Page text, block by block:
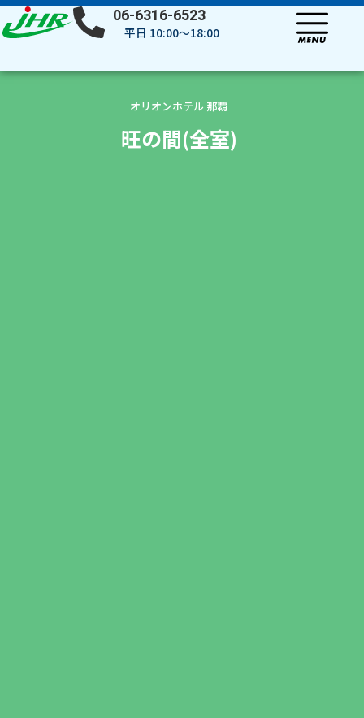
内
容
キ
06-6316-6523
平日 10:00～18:00
オリオンホテル 那覇
旺の間(全室)